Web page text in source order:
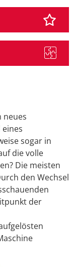
neues
sogar in
die volle
Die meisten
den Wechsel
der